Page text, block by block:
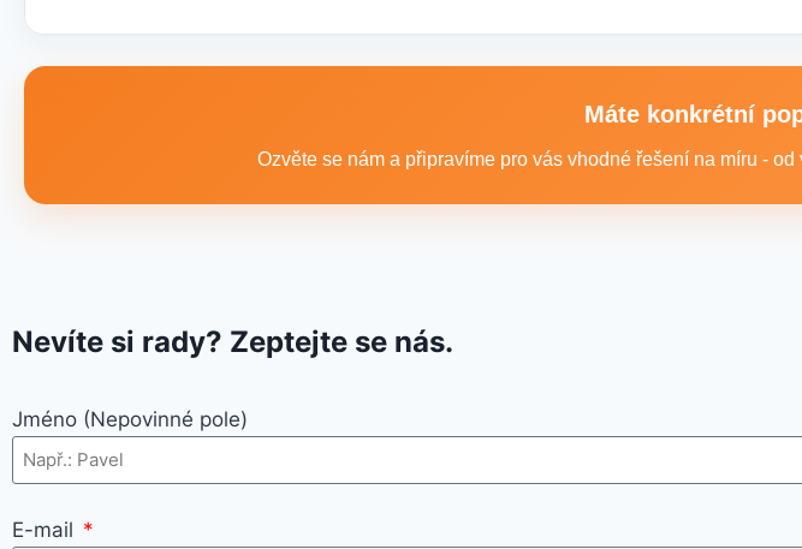
Máte konkrétní
Ozvěte se nám a připravíme pro vás vhodné řešení na míru -
Nevíte si rady? Zeptejte se nás.
Jméno (Nepovinné pole)
E-mail